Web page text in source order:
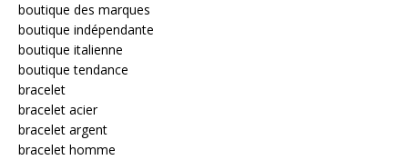
boutique des marques
boutique indépendante
boutique italienne
boutique tendance
bracelet
bracelet acier
bracelet argent
bracelet homme